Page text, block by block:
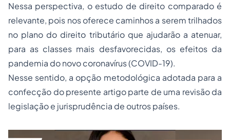
Nessa perspectiva, o estudo de direito comparado é
relevante, pois nos oferece caminhos a serem trilhados
no plano do direito tributário que ajudarão a atenuar,
para as classes mais desfavorecidas, os efeitos da
pandemia do novo coronavírus (COVID-19).
Nesse sentido, a opção metodológica adotada para a
confecção do presente artigo parte de uma revisão da
legislação e jurisprudência de outros países.